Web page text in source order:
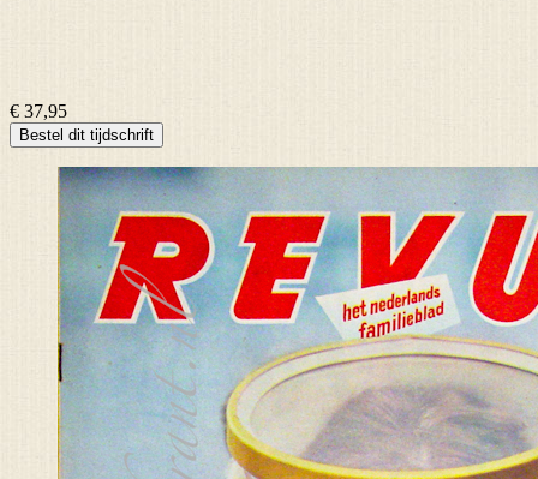
€ 37,95
Bestel dit tijdschrift